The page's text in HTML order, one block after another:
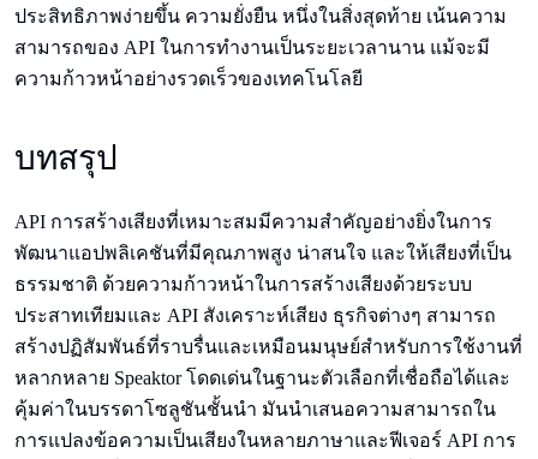
ประสิทธิภาพง่ายขึ้น ความยั่งยืน หนึ่งในสิ่งสุดท้าย เน้นความ
สามารถของ API ในการทำงานเป็นระยะเวลานาน แม้จะมี
ความก้าวหน้าอย่างรวดเร็วของเทคโนโลยี
บทสรุป
API การสร้างเสียงที่เหมาะสมมีความสำคัญอย่างยิ่งในการ
พัฒนาแอปพลิเคชันที่มีคุณภาพสูง น่าสนใจ และให้เสียงที่เป็น
ธรรมชาติ ด้วยความก้าวหน้าในการสร้างเสียงด้วยระบบ
ประสาทเทียมและ API สังเคราะห์เสียง ธุรกิจต่างๆ สามารถ
สร้างปฏิสัมพันธ์ที่ราบรื่นและเหมือนมนุษย์สำหรับการใช้งานที่
หลากหลาย Speaktor โดดเด่นในฐานะตัวเลือกที่เชื่อถือได้และ
คุ้มค่าในบรรดาโซลูชันชั้นนำ มันนำเสนอความสามารถใน
การแปลงข้อความเป็นเสียงในหลายภาษาและฟีเจอร์ API การ